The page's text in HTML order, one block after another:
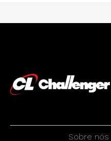
Sobre nós